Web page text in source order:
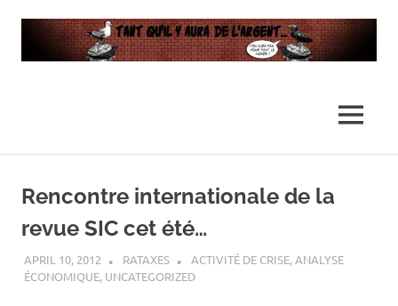
contentaura
de
pour
le
monde
MENU
Rencontre internationale de la
revue SIC cet été…
APRIL 10, 2012 RATAXES ACTIVITÉ DE CRISE,ANALYSE
ÉCONOMIQUE, UNCATEGORIZED